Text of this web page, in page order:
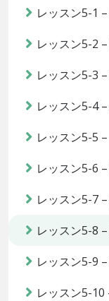
レッスン5-1
レッスン5-2
レッスン5-3
レッスン5-4
レッスン5-5
レッスン5-6
レッスン5-7
レッスン5-8
レッスン5-9
レッスン5-10